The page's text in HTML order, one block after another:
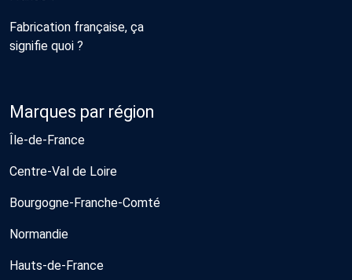
Fabrication française, ça
signifie quoi ?
Marques par région
Île-de-France
Centre-Val de Loire
Bourgogne-Franche-Comté
Normandie
Hauts-de-France